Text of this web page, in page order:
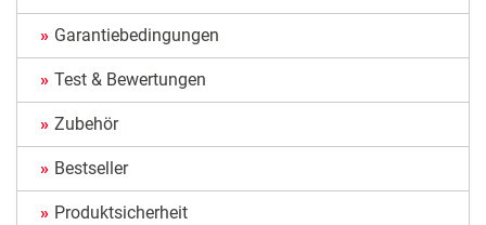
Garantiebedingungen
Test & Bewertungen
Zubehör
Bestseller
Produktsicherheit